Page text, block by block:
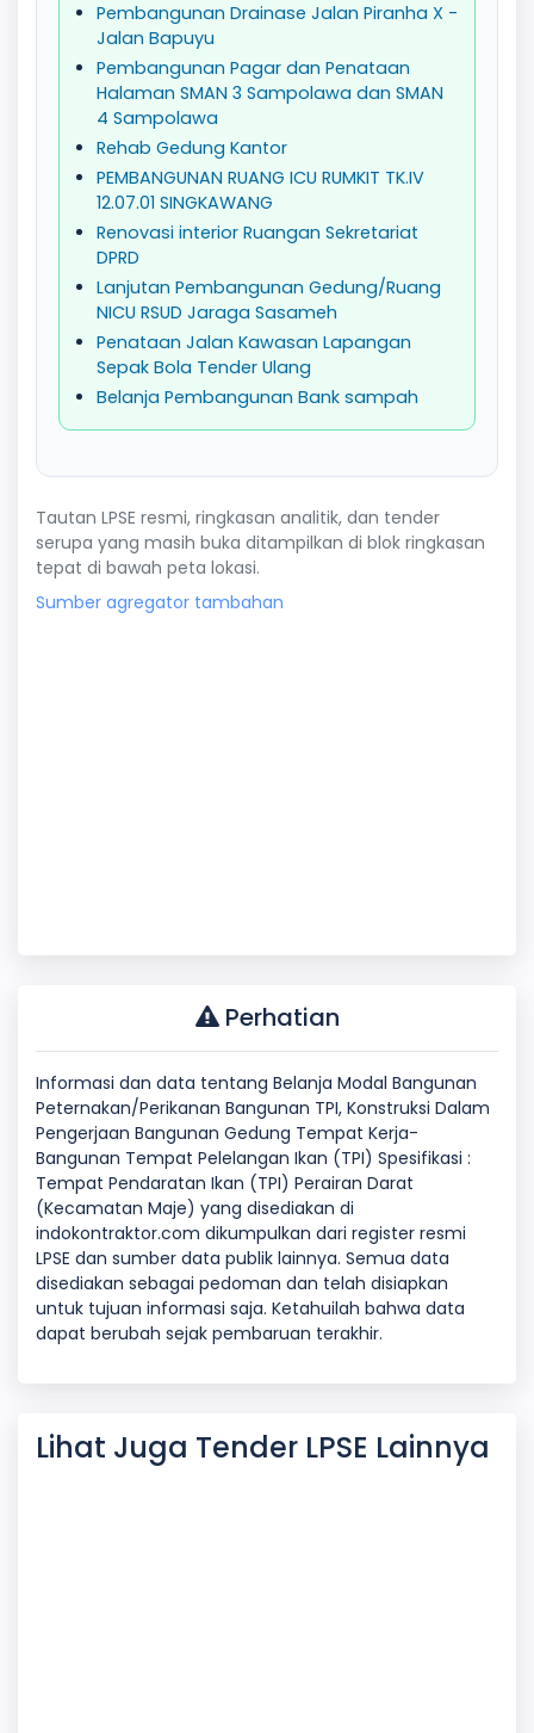
Pembangunan Drainase Jalan Piranha X -
Jalan Bapuyu
Pembangunan Pagar dan Penataan
Halaman SMAN 3 Sampolawa dan SMAN
4 Sampolawa
Rehab Gedung Kantor
PEMBANGUNAN RUANG ICU RUMKIT TK.IV
12.07.01 SINGKAWANG
Renovasi interior Ruangan Sekretariat
DPRD
Lanjutan Pembangunan Gedung/Ruang
NICU RSUD Jaraga Sasameh
Penataan Jalan Kawasan Lapangan
Sepak Bola Tender Ulang
Belanja Pembangunan Bank sampah
Tautan LPSE resmi, ringkasan analitik, dan tender
serupa yang masih buka ditampilkan di blok ringkasan
tepat di bawah peta lokasi.
Sumber agregator tambahan
Perhatian
Informasi dan data tentang Belanja Modal Bangunan
Peternakan/Perikanan Bangunan TPI, Konstruksi Dalam
Pengerjaan Bangunan Gedung Tempat Kerja-
Bangunan Tempat Pelelangan Ikan (TPI) Spesifikasi :
Tempat Pendaratan Ikan (TPI) Perairan Darat
(Kecamatan Maje) yang disediakan di
indokontraktor.com dikumpulkan dari register resmi
LPSE dan sumber data publik lainnya. Semua data
disediakan sebagai pedoman dan telah disiapkan
untuk tujuan informasi saja. Ketahuilah bahwa data
dapat berubah sejak pembaruan terakhir.
Lihat Juga Tender LPSE Lainnya